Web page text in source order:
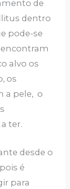
de
dentro
pode-se
encontram
alvo os
os
a pele, o
ter.
desde o
é
para